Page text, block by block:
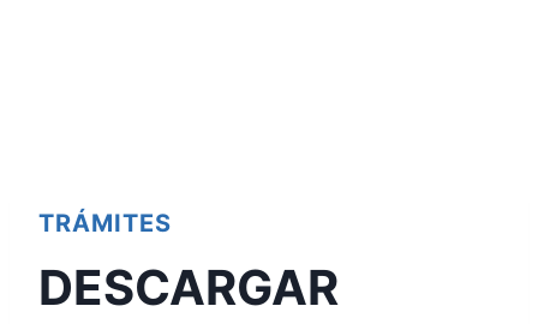
TRÁMITES
DESCARGAR